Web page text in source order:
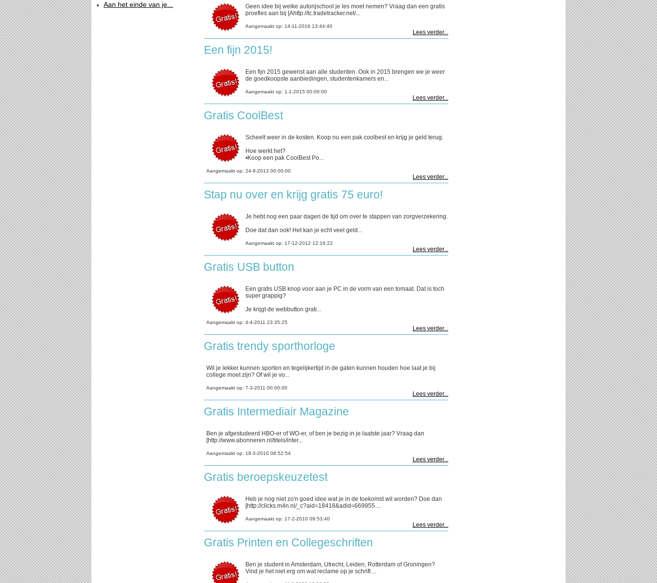
Aan het einde van je...
Geen idee bij welke autorijschool je les moet nemen? Vraag dan een gratis
proefles aan bij [Ahttp://tc.tradetracker.net/...
Aangemaakt op: 14-11-2016 13:44:40
Lees verder...
Een fijn 2015!
Een fijn 2015 gewenst aan alle studenten. Ook in 2015 brengen we je weer
de goedkoopste aanbiedingen, studentenkamers en...
Aangemaakt op: 1-1-2015 00:00:00
Lees verder...
Gratis CoolBest
Scheelt weer in de kosten. Koop nu een pak coolbest en krijg je geld terug.
Hoe werkt het?
•Koop een pak CoolBest Po...
Aangemaakt op: 24-9-2013 00:00:00
Lees verder...
Stap nu over en krijg gratis 75 euro!
Je hebt nog een paar dagen de tijd om over te stappen van zorgverzekering.
Doe dat dan ook! Het kan je echt veel geld...
Aangemaakt op: 17-12-2012 12:16:22
Lees verder...
Gratis USB button
Een gratis USB knop voor aan je PC in de vorm van een tomaat. Dat is toch
super grappig?
Je krijgt de webbutton grati...
Aangemaakt op: 4-4-2011 23:35:25
Lees verder...
Gratis trendy sporthorloge
Wil je lekker kunnen sporten en tegelijkertijd in de gaten kunnen houden hoe laat je bij
college moet zijn? Of wil je vo...
Aangemaakt op: 7-3-2011 00:00:00
Lees verder...
Gratis Intermediair Magazine
Ben je afgestudeerd HBO-er of WO-er, of ben je bezig in je laatste jaar? Vraag dan
[http://www.abonneren.nl/titels/inter...
Aangemaakt op: 18-3-2010 08:52:54
Lees verder...
Gratis beroepskeuzetest
Heb je nog niet zo'n goed idee wat je in de toekomst wil worden? Doe dan
[http://clicks.m4n.nl/_c?aid=18418&adid=669955 ...
Aangemaakt op: 17-2-2010 09:53:40
Lees verder...
Gratis Printen en Collegeschriften
Ben je student in Amsterdam, Utrecht, Leiden, Rotterdam of Groningen?
Vind je het niet erg om wat reclame op je schrift ...